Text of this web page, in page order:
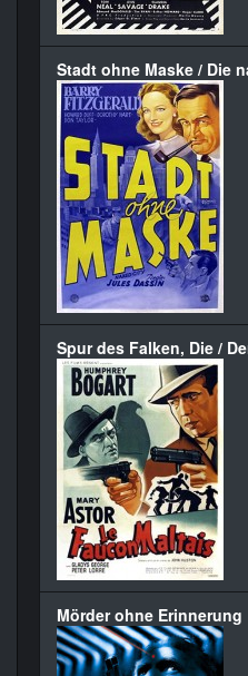
Stadt ohne Maske / Die
Spur des Falken, Die /
Mörder ohne Erinnerung